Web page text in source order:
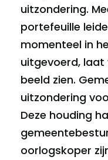
uitzondering.
portefeuille
momenteel in
uitgevoerd, laat
beeld zien.
uitzondering
Deze houding
oorlogskoper